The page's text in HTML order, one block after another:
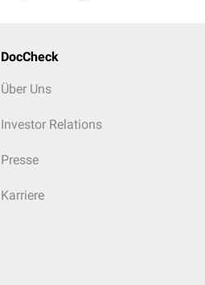
DocCheck
Über Uns
Investor Relations
Presse
Karriere